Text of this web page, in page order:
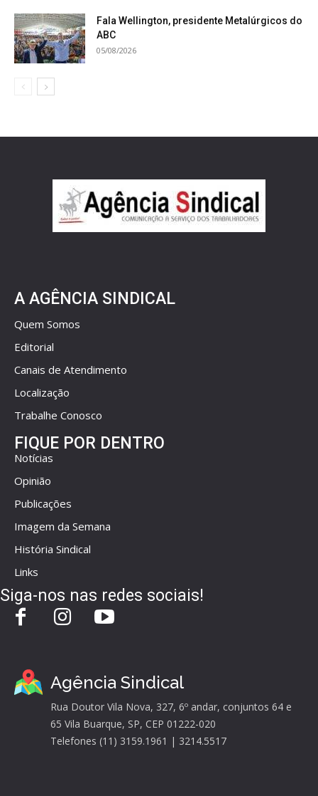
Fala Wellington, presidente Metalúrgicos do
ABC
05/08/2026
A AGÊNCIA SINDICAL
Quem Somos
Editorial
Canais de Atendimento
Localização
Trabalhe Conosco
FIQUE POR DENTRO
Notícias
Opinião
Publicações
Imagem da Semana
História Sindical
Links
Siga-nos nas redes sociais!
Agência Sindical
Rua Doutor Vila Nova, 327, 6º andar, conjuntos 64 e
65 Vila Buarque, SP, CEP 01222-020
Telefones (11) 3159.1961 | 3214.5517